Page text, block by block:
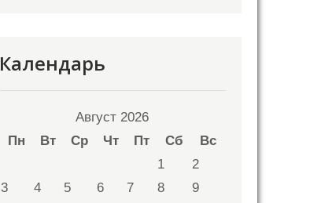
Календарь
Август 2026
Пн
Вт Ср Чт Пт Сб
Вс
1
2
3
4 5 6 7 8
9